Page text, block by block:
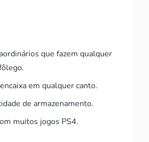
que fazem qualquer
em qualquer canto.
de armazenamento.
muitos jogos PS4.